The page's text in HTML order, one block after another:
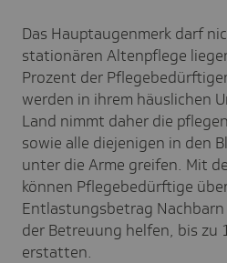
Das Hauptaugenmerk darf
stationären Altenpflege
Prozent der
werden in ihrem häuslichen
Land nimmt daher die
sowie alle diejenigen in den
unter die Arme greifen. Mit
können Pflegebedürftige
Entlastungsbetrag
der Betreuung helfen, bis zu
erstatten.